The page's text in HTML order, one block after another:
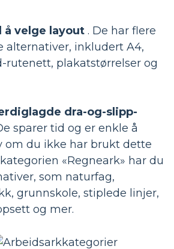
å velge layout . De har flere
alternativer, inkludert A4,
rutenett, plakatstørrelser og
dra-og-slipp-
sparer tid og er enkle å
om du ikke har brukt dette
«Regneark» har du
som naturfag,
grunnskole, stiplede linjer,
og mer.